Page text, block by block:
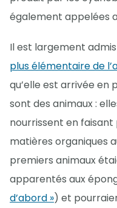
également appelées
Il est largement
plus élémentaire de
qu’elle est arrivée en
sont des animaux :
nourrissent en faisant
matières organiques
premiers animaux
apparentés aux
d’abord ») et